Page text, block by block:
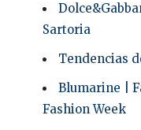
Sartoria
Tendencias
Blumarine |
Fashion Week